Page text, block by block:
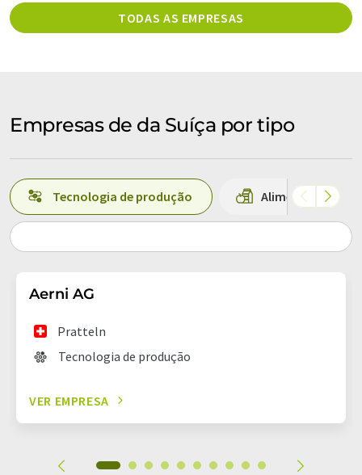
TODAS AS EMPRESAS
Empresas de da Suíça por tipo
Tecnologia de produção Alimentos
Aerni AG
Pratteln
Tecnologia de produção
VER EMPRESA